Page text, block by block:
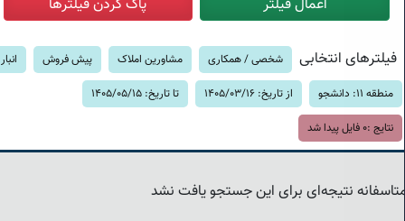
فیلترهای انتخابی شخصی / همکاری مشاورین املاک پیش فروش انبار
منطقه 11: دانشجو از تاریخ: 1405/03/16 تا تاریخ: 1405/05/15
نتایج :0 فایل پیدا شد
نتیجه‌ای برای این جستجو یافت نشد